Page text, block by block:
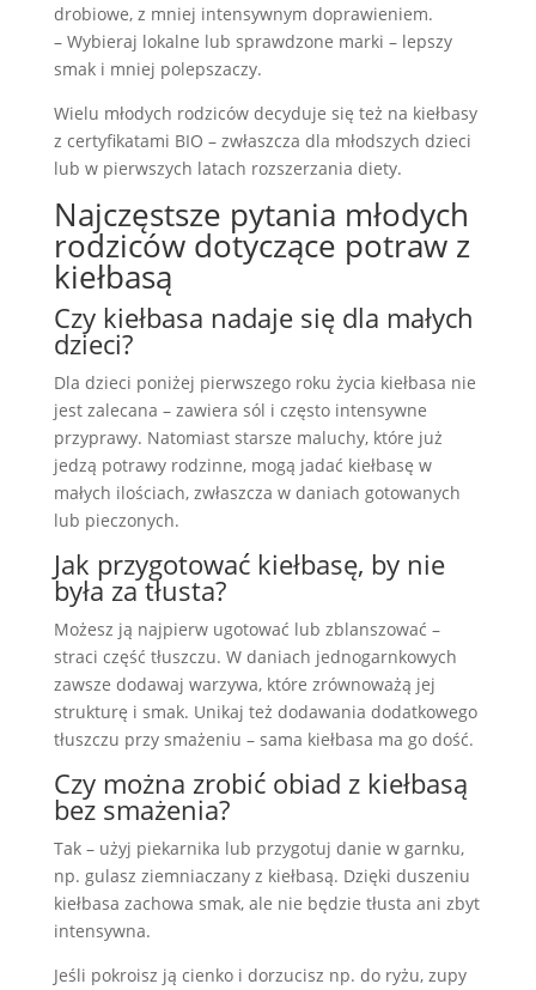
drobiowe, z mniej intensywnym doprawieniem.
– Wybieraj lokalne lub sprawdzone marki – lepszy
smak i mniej polepszaczy.
Wielu młodych rodziców decyduje się też na kiełbasy
z certyfikatami BIO – zwłaszcza dla młodszych dzieci
lub w pierwszych latach rozszerzania diety.
Najczęstsze pytania młodych
rodziców dotyczące potraw z
kiełbasą
Czy kiełbasa nadaje się dla małych
dzieci?
Dla dzieci poniżej pierwszego roku życia kiełbasa nie
jest zalecana – zawiera sól i często intensywne
przyprawy. Natomiast starsze maluchy, które już
jedzą potrawy rodzinne, mogą jadać kiełbasę w
małych ilościach, zwłaszcza w daniach gotowanych
lub pieczonych.
Jak przygotować kiełbasę, by nie
była za tłusta?
Możesz ją najpierw ugotować lub zblanszować –
straci część tłuszczu. W daniach jednogarnkowych
zawsze dodawaj warzywa, które zrównoważą jej
strukturę i smak. Unikaj też dodawania dodatkowego
tłuszczu przy smażeniu – sama kiełbasa ma go dość.
Czy można zrobić obiad z kiełbasą
bez smażenia?
Tak – użyj piekarnika lub przygotuj danie w garnku,
np. gulasz ziemniaczany z kiełbasą. Dzięki duszeniu
kiełbasa zachowa smak, ale nie będzie tłusta ani zbyt
intensywna.
Jeśli pokroisz ją cienko i dorzucisz np. do ryżu, zupy